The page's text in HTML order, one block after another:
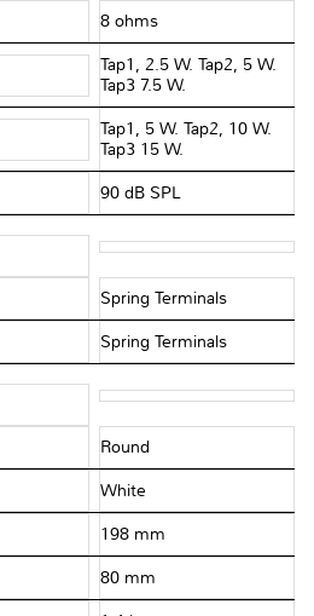
8 ohms
Tap1, 2.5 W. Tap2, 5 W.
Tap3 7.5 W.
Tap1, 5 W. Tap2, 10 W.
Tap3 15 W.
90 dB SPL
Spring Terminals
Spring Terminals
Round
White
198 mm
80 mm